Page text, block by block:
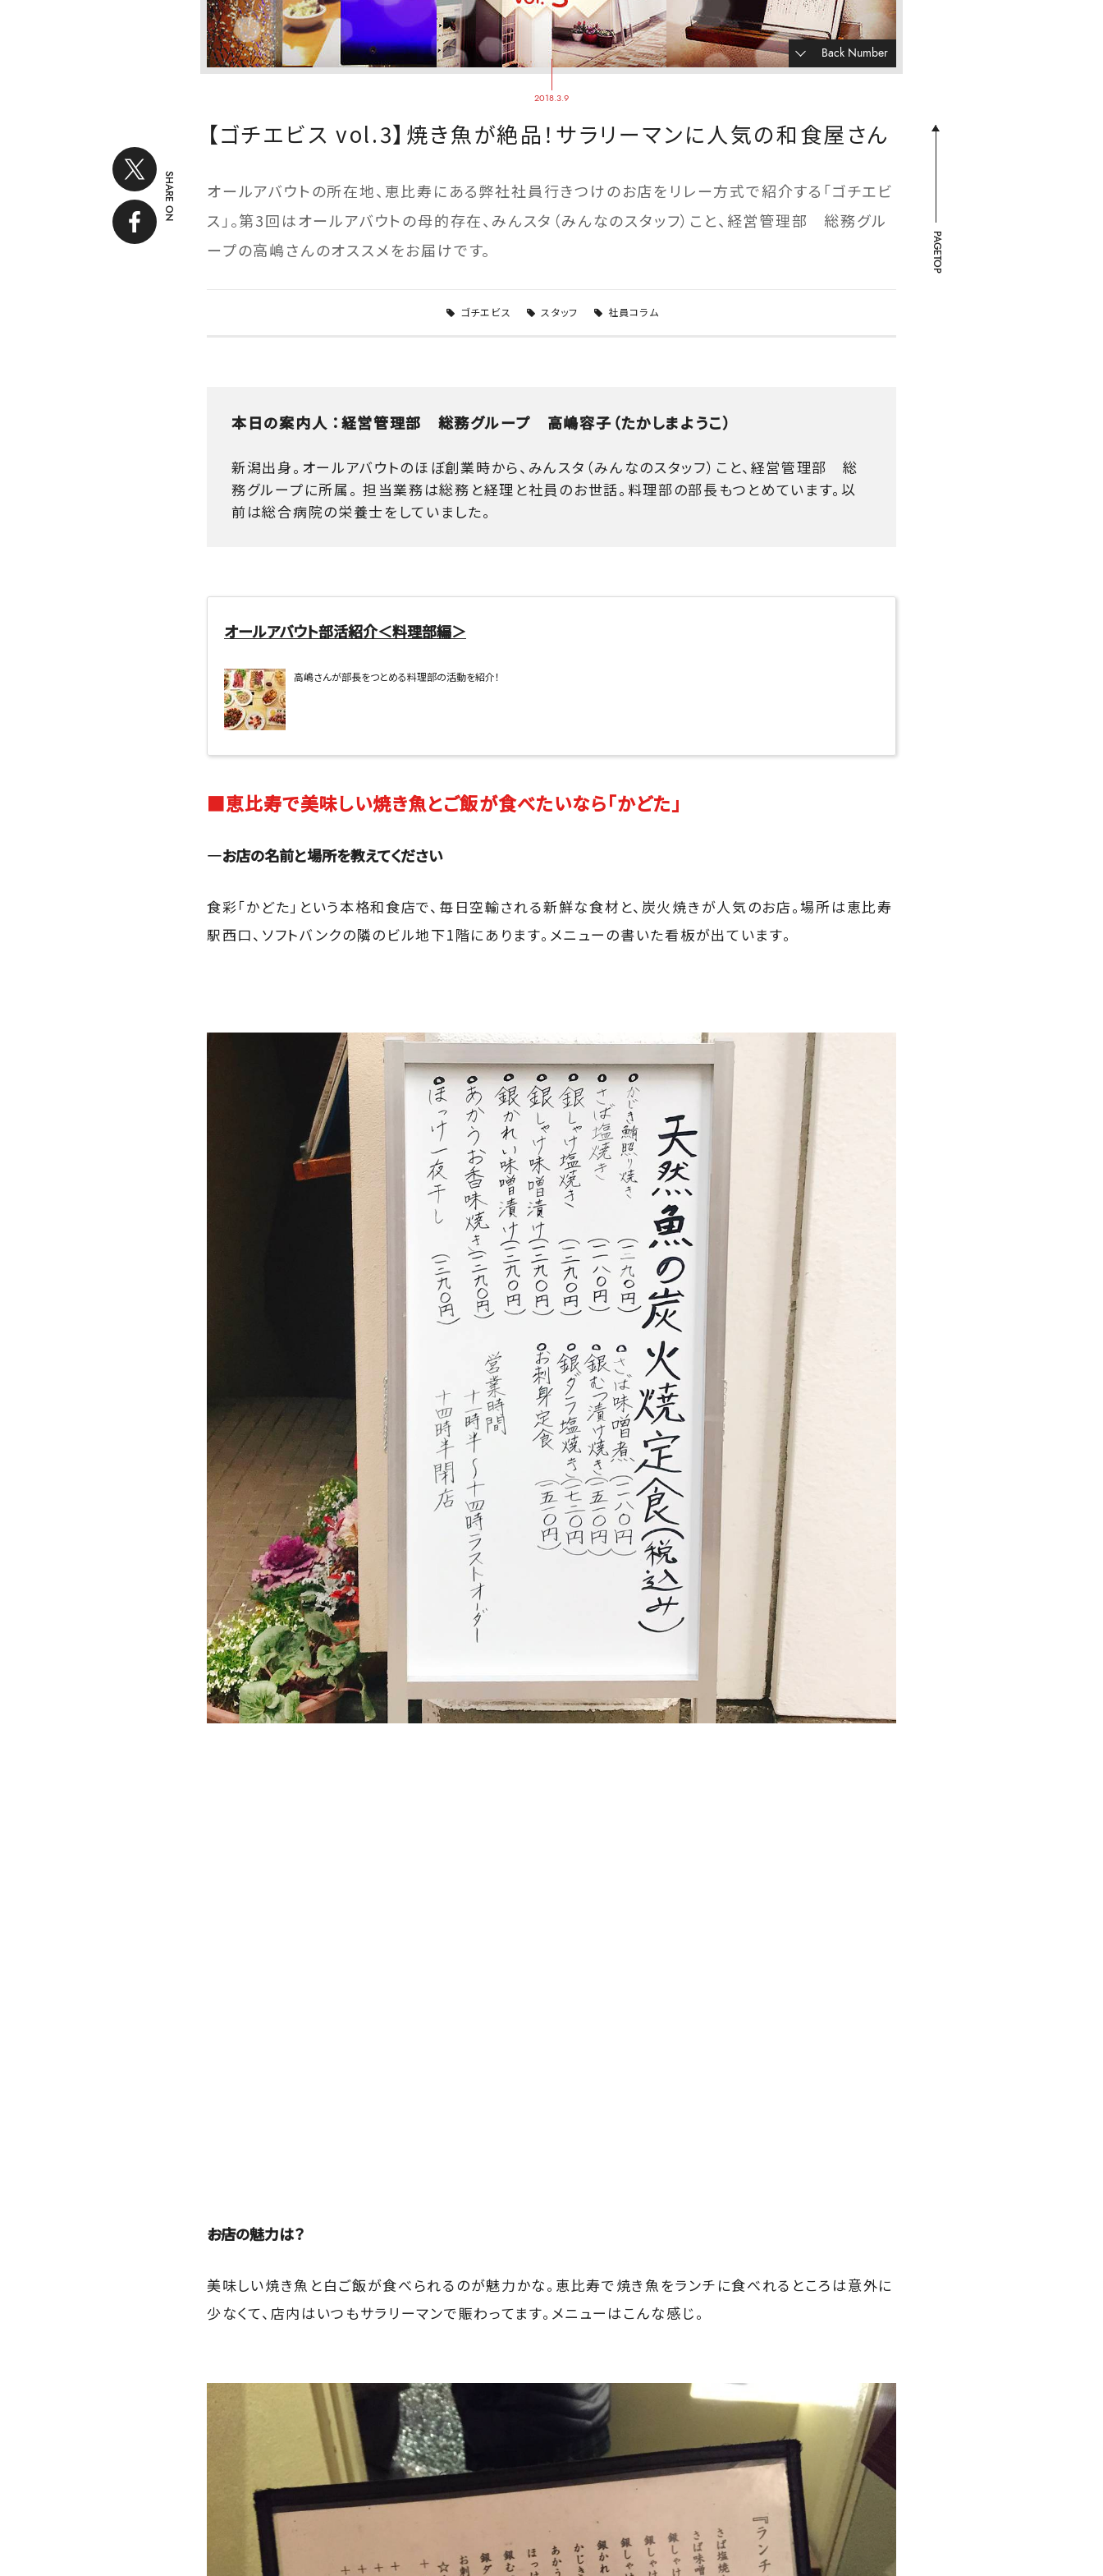
Back Number
2018.3.9
SHARE ON
【ゴチエビス vol.3】焼き魚が絶品！サラリーマンに人気の和食屋さん
オールアバウトの所在地、恵比寿にある弊社社員行きつけのお店をリレー方式で紹介する「ゴチエビ
ス」。第3回はオールアバウトの母的存在、みんスタ（みんなのスタッフ）こと、経営管理部 総務グル
ープの高嶋さんのオススメをお届けです。
ゴチエビス スタッフ 社員コラム
本日の案内人 ：経営管理部 総務グループ 高嶋容子（たかしまようこ）
新潟出身。オールアバウトのほぼ創業時から、みんスタ（みんなのスタッフ）こと、経営管理部 総
務グループに所属。 担当業務は総務と経理と社員のお世話。料理部の部長もつとめています。以
前は総合病院の栄養士をしていました。
オールアバウト部活紹介＜料理部編＞
高嶋さんが部長をつとめる料理部の活動を紹介！
■恵比寿で美味しい焼き魚とご飯が食べたいなら「かどた」
―お店の名前と場所を教えてください
食彩「かどた」という本格和食店で、毎日空輸される新鮮な食材と、炭火焼きが人気のお店。場所は恵比寿
駅西口、ソフトバンクの隣のビル地下1階にあります。メニューの書いた看板が出ています。
――お店の魅力は？
美味しい焼き魚と白ご飯が食べられるのが魅力かな。恵比寿で焼き魚をランチに食べれるところは意外に
少なくて、店内はいつもサラリーマンで賑わってます。メニューはこんな感じ。
PAGETOP